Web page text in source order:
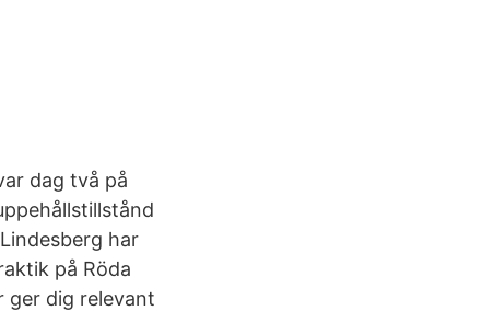
dag två på
har
på Röda
ger dig relevant